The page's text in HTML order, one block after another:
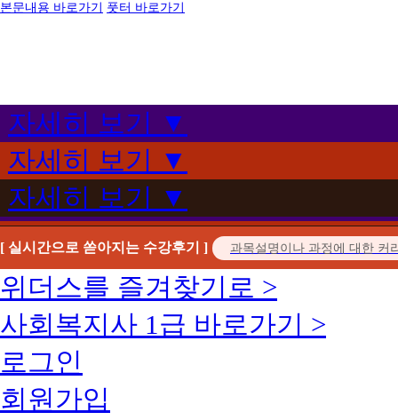
본문내용 바로가기 풋터 바로가기
자세히 보기 ▼
자세히 보기 ▼
자세히 보기 ▼
[ 실시간으로 쏟아지는 수강후기 ]
위더스를 즐겨찾기로 >
사회복지사 1급 바로가기 >
로그인
회원가입